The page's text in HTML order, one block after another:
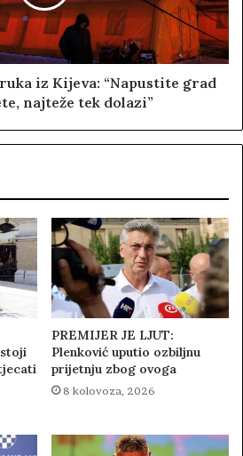
iz Kijeva: “Napustite grad
najteže tek dolazi”
PREMIJER JE LJUT:
Plenković uputio ozbiljnu
prijetnju zbog ovoga
8 kolovoza, 2026